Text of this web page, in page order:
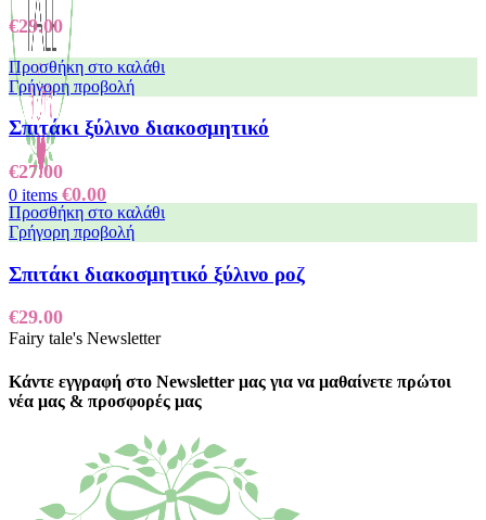
0 items €0.00
€29.00
Προσθήκη στο καλάθι
Γρήγορη προβολή
Σπιτάκι ξύλινο διακοσμητικό
€27.00
Προσθήκη στο καλάθι
Γρήγορη προβολή
Σπιτάκι διακοσμητικό ξύλινο ροζ
€29.00
Fairy tale's Newsletter
Κάντε εγγραφή στο Newsletter μας για να μαθαίνετε πρώτοι
νέα μας & προσφορές μας